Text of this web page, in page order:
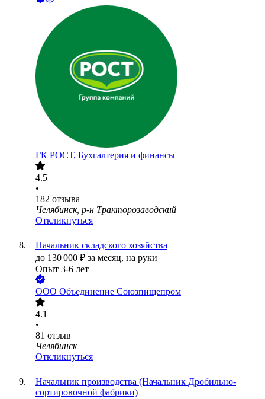
ГК РОСТ, Бухгалтерия и финансы
4.5
•
182 отзыва
Челябинск, р-н Тракторозаводский
Откликнуться
Начальник складского хозяйства
до 130 000 ₽ за месяц, на руки
Опыт 3-6 лет
ООО Объединение Союзпищепром
4.1
•
81 отзыв
Челябинск
Откликнуться
Начальник производства (Начальник Дробильно-
сортировочной фабрики)